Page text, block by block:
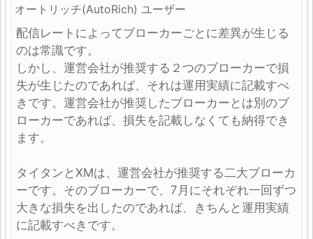
オートリッチ(AutoRich) ユーザー
配信レートによってブローカーごとに差異が生じる
のは常識です。
しかし、運営会社が推奨する２つのブローカーで損
失が生じたのであれば、それは運用実績に記載すべ
きです。運営会社が推奨したブローカーとは別のブ
ローカーであれば、損失を記載しなくても納得でき
ます。
タイタンとXMは、運営会社が推奨する二大ブローカ
ーです。そのブローカーで、7月にそれぞれ一回ずつ
大きな損失を出したのであれば、きちんと運用実績
に記載すべきです。